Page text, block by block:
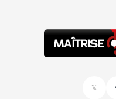
𝕏